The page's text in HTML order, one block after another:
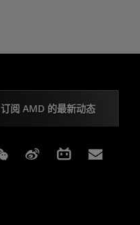
订阅 AMD 的最新动态
Weixin Weibo Bilibili